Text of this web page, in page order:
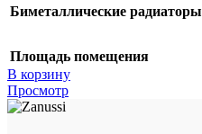
Биметаллические радиаторы
Площадь помещения
В корзину
Просмотр